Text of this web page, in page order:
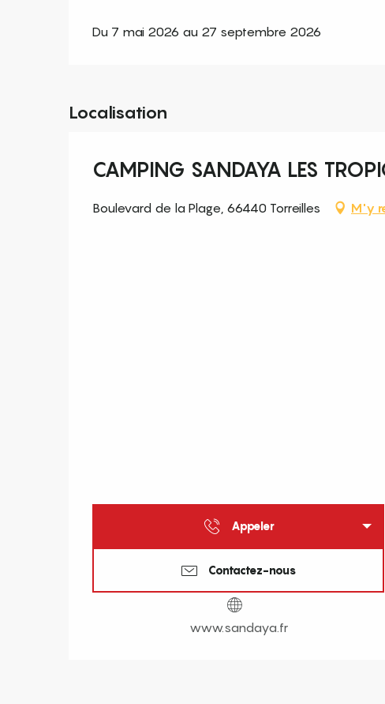
Du 7 mai 2026 au 27 septembre 2026
Localisation
CAMPING SANDAYA LES
Boulevard de la Plage, 66440 Torreilles M'y
Appeler
Contactez-nous
www.sandaya.fr